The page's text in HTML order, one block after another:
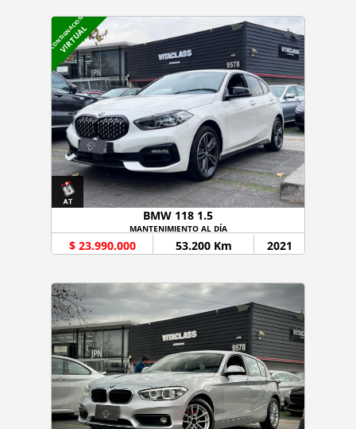
CONSIGNACION
VIRTUAL
BMW 118 1.5
MANTENIMIENTO AL DÍA
$ 23.990.000 53.200 Km 2021